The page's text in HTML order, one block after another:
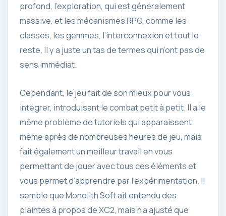
profond, l’exploration, qui est généralement
massive, et les mécanismes RPG, comme les
classes, les gemmes, l’interconnexion et tout le
reste. Il y a juste un tas de termes qui n’ont pas de
sens immédiat.
Cependant, le jeu fait de son mieux pour vous
intégrer, introduisant le combat petit à petit. Il a le
même problème de tutoriels qui apparaissent
même après de nombreuses heures de jeu, mais
fait également un meilleur travail en vous
permettant de jouer avec tous ces éléments et
vous permet d’apprendre par l’expérimentation. Il
semble que Monolith Soft ait entendu des
plaintes à propos de XC2, mais n’a ajusté que